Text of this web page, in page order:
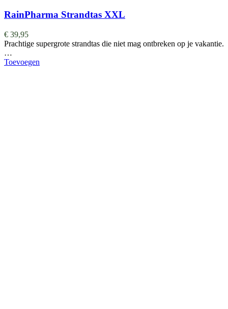
RainPharma Strandtas XXL
€ 39,95
Prachtige supergrote strandtas die niet mag ontbreken op je vakantie.
…
Toevoegen